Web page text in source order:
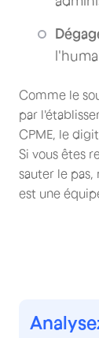
Comme le
par
CPME, le
Si vous êtes
sauter le pas,
est une